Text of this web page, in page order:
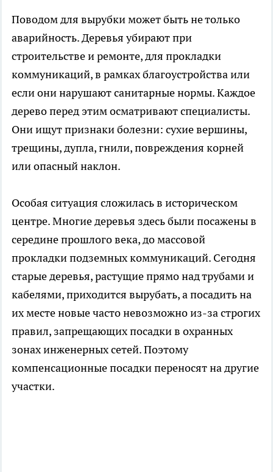
Поводом для вырубки может быть не только
аварийность. Деревья убирают при
строительстве и ремонте, для прокладки
коммуникаций, в рамках благоустройства или
если они нарушают санитарные нормы. Каждое
дерево перед этим осматривают специалисты.
Они ищут признаки болезни: сухие вершины,
трещины, дупла, гнили, повреждения корней
или опасный наклон.
Особая ситуация сложилась в историческом
центре. Многие деревья здесь были посажены в
середине прошлого века, до массовой
прокладки подземных коммуникаций. Сегодня
старые деревья, растущие прямо над трубами и
кабелями, приходится вырубать, а посадить на
их месте новые часто невозможно из-за строгих
правил, запрещающих посадки в охранных
зонах инженерных сетей. Поэтому
компенсационные посадки переносят на другие
участки.